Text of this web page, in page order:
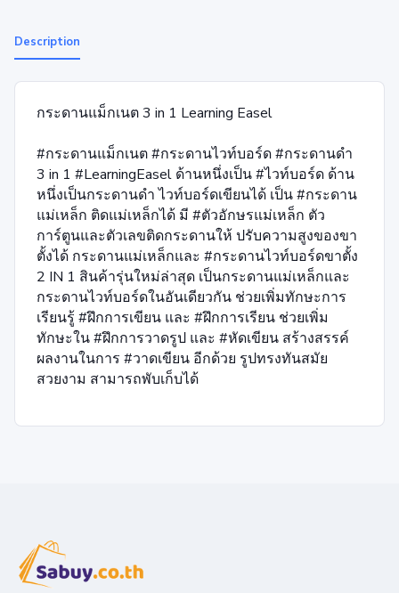
Description
กระดานแม็กเนต 3 in 1 Learning Easel
#กระดานแม็กเนต #กระดานไวท์บอร์ด #กระดานดำ
3 in 1 #LearningEasel ด้านหนึ่งเป็น #ไวท์บอร์ด ด้าน
หนึ่งเป็นกระดานดำ ไวท์บอร์ดเขียนได้ เป็น #กระดาน
แม่เหล็ก ติดแม่เหล็กได้ มี #ตัวอักษรแม่เหล็ก ตัว
การ์ตูนและตัวเลขติดกระดานให้ ปรับความสูงของขา
ตั้งได้ กระดานแม่เหล็กและ #กระดานไวท์บอร์ดขาตั้ง
2 IN 1 สินค้ารุ่นใหม่ล่าสุด เป็นกระดานแม่เหล็กและ
กระดานไวท์บอร์ดในอันเดียวกัน ช่วยเพิ่มทักษะการ
เรียนรู้ #ฝึกการเขียน และ #ฝึกการเรียน ช่วยเพิ่ม
ทักษะใน #ฝึกการวาดรูป และ #หัดเขียน สร้างสรรค์
ผลงานในการ #วาดเขียน อีกด้วย รูปทรงทันสมัย
สวยงาม สามารถพับเก็บได้